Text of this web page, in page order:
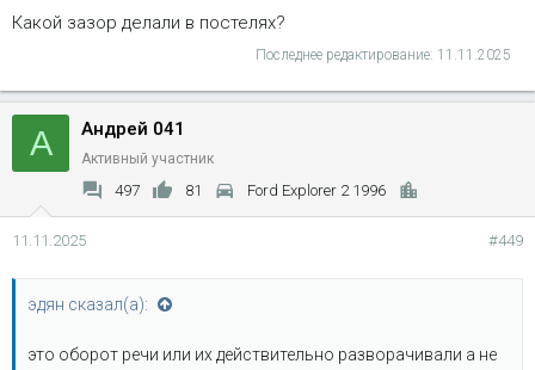
Какой зазор делали в постелях?
Последнее редактирование: 11.11.2025
А Андрей 041
Активный участник
497 81 Ford Explorer 2 1996
11.11.2025 #449
эдян сказал(а):
это оборот речи или их действительно разворачивали а не